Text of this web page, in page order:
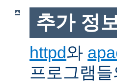
추가 정
httpd와
프로그램